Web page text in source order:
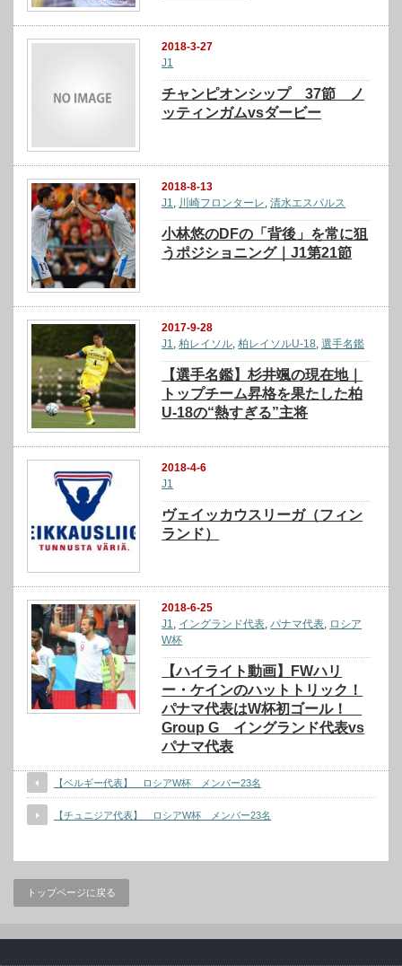
2018-3-27
J1
チャンピオンシップ 37節 ノ
ッティンガムvsダービー
2018-8-13
J1, 川崎フロンターレ,清水エスパルス
小林悠のDFの「背後」を常に狙
うポジショニング｜J1第21節
2017-9-28
J1
,柏レイソル ,柏レイソルU-18 ,選手名鑑
【選手名鑑】杉井颯の現在地｜
トップチーム昇格を果たした柏
U-18の“熱すぎる”主将
2018-4-6
J1
ヴェイッカウスリーガ（フィン
ランド）
2018-6-25
J1, イングランド代表,パナマ代表, ロシア
W杯
【ハイライト動画】FWハリ
ー・ケインのハットトリック！
パナマ代表はW杯初ゴール！
Group G イングランド代表vs
パナマ代表
【ベルギー代表】 ロシアW杯 メンバー23名
【チュニジア代表】 ロシアW杯 メンバー23名
トップページに戻る